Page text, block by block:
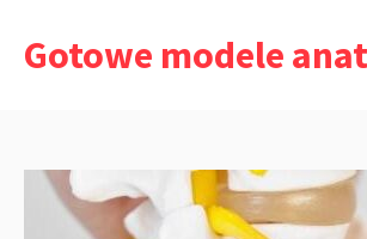
Gotowe modele